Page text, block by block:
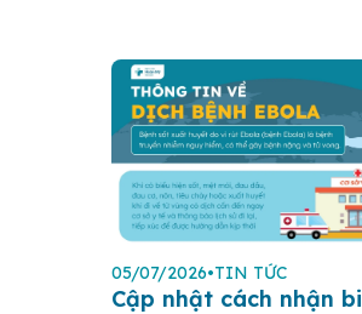
05/07/2026•TIN TỨC
Cập nhật cách nhận